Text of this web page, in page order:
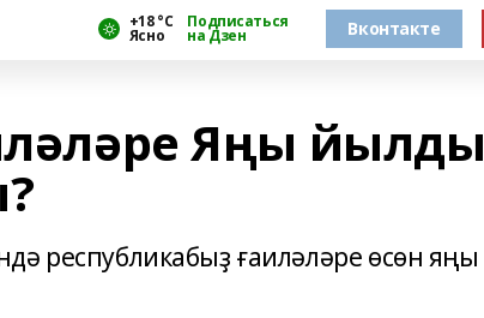
+18 °С
Ясно
Подписаться
на Дзен Вконтакте
Яңы йылды
республикабыҙ ғаиләләре өсөн яңы